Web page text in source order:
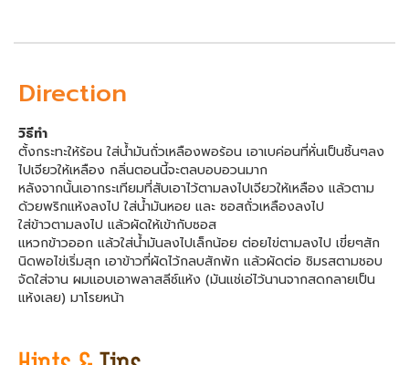
Direction
วิธีทำ
ตั้งกระทะให้ร้อน ใส่น้ำมันถั่วเหลืองพอร้อน เอาเบค่อนที่หั่นเป็นชิ้นๆลง
ไปเจียวให้เหลือง กลิ่นตอนนี้จะตลบอบอวนมาก
หลังจากนั้นเอากระเทียมที่สับเอาไว้ตามลงไปเจียวให้เหลือง แล้วตาม
ด้วยพริกแห้งลงไป ใส่น้ำมันหอย และ ซอสถั่วเหลืองลงไป
ใส่ข้าวตามลงไป แล้วผัดให้เข้ากับซอส
แหวกข้าวออก แล้วใส่น้ำมันลงไปเล็กน้อย ต่อยไข่ตามลงไป เขี่ยๆสัก
นิดพอไข่เริ่มสุก เอาข้าวที่ผัดไว้กลบสักพัก แล้วผัดต่อ ชิมรสตามชอบ
จัดใส่จาน ผมแอบเอาพลาสลีซ์แห้ง (มันแช่เอ่ไว้นานจากสดกลายเป็น
แห้งเลย) มาโรยหน้า